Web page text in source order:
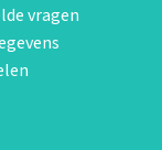
vragen